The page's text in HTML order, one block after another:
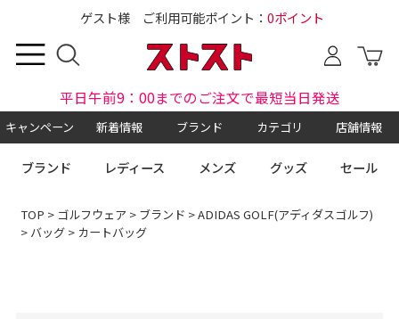
ゲスト様 ご利用可能ポイント： 0ポイント
平日午前9：00までのご注文で最短当日発送
キャンペーン 新着情報 ブランド カテゴリ 店舗情報
ブランド レディース メンズ グッズ セール
TOP > ゴルフウェア > ブランド >ADIDAS GOLF(アディダスゴルフ)
> バッグ> カートバッグ